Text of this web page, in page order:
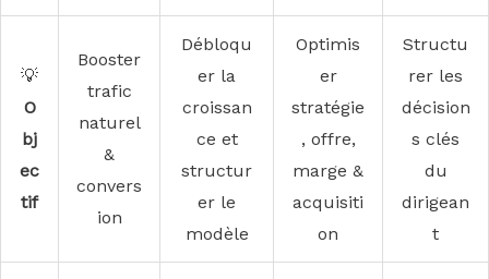
💡
O
bj
ec
tif
Booster
trafic
naturel
&
convers
ion
Débloqu
er la
croissan
ce et
structur
er le
modèle
Optimis
er
stratégie
, offre,
marge &
acquisiti
on
Structu
rer les
décision
s clés
du
dirigean
t